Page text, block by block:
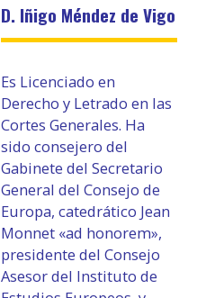
D. Iñigo Méndez de Vigo
Es Licenciado en
Derecho y Letrado en las
Cortes Generales. Ha
sido consejero del
Gabinete del Secretario
General del Consejo de
Europa, catedrático Jean
Monnet «ad honorem»,
presidente del Consejo
Asesor del Instituto de